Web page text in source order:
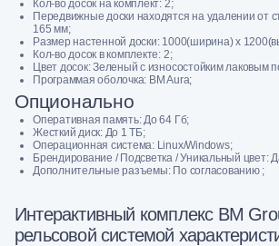
Кол-во досок на комплект: 2;
Передвижные доски находятся на удалении от
165 мм;
Размер настенной доски: 1000(ширина) х
Кол-во досок в комплекте: 2;
Цвет досок: Зеленый с износостойким лаковым
Программaя oбoлочка: BM Aura;
Опционально
Оперативная память: До 64 Гб;
Жесткий диск: До 1 ТБ;
Операционная система: Linux/Windows;
Брендирование / Подсветка / Уникальный цвет:
Дополнительные разъемы: По согласованию ;
Интерактивный комплекс BM
рельсовой системой